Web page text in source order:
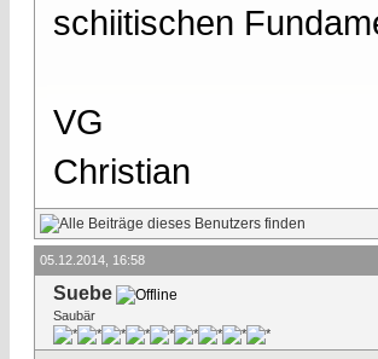
schiitischen
VG
Christian
05.12.2014, 16:58
Suebe
Saubär